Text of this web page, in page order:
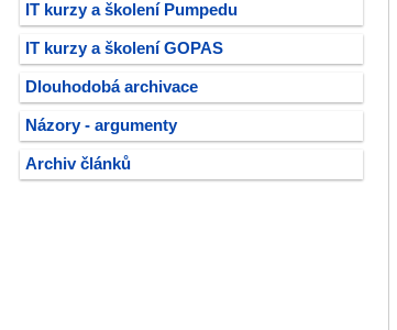
IT kurzy a školení Pumpedu
IT kurzy a školení GOPAS
Dlouhodobá archivace
Názory - argumenty
Archiv článků